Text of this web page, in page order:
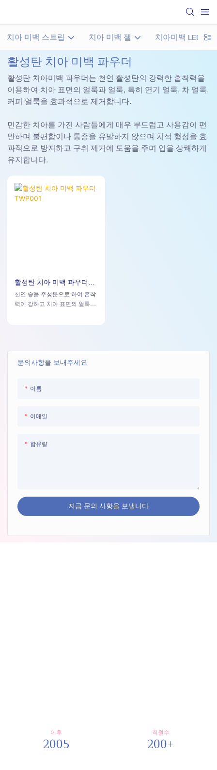
치아 미백 스트립 치아 미백 젤 치아미백 LED 키
활성탄 치아 미백 파우더
활성탄 치아미백 파우더는 천연 활성탄의 강력한 흡착력을
이용하여 치아 표면의 얼룩과 얼룩, 특히 연기 얼룩, 차 얼룩,
커피 얼룩을 효과적으로 제거합니다.
민감한 치아를 가진 사람들에게 매우 부드럽고 사용감이 편
안하며 불편함이나 통증을 유발하지 않으며 치석 형성을 효
과적으로 방지하고 구취 제거에 도움을 주며 입을 상쾌하게
유지합니다.
문의사항을 보내주세요
이름
이메일
함유량
지금 문의 사항을 보냅니다
활성탄 치아 미백 파우더
TWP001
천연 숯을 주성분으로 하여 흡착
력이 강하고 치아 표면의 얼룩과
이후
2005
직원수
200+